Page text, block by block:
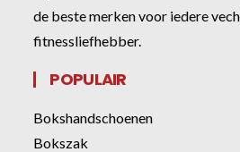
de beste merken voor iedere
fitnessliefhebber.
POPULAIR
Bokshandschoenen
Bokszak